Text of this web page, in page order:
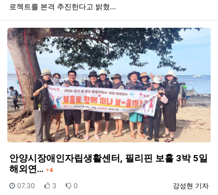
로젝트를 본격 추진한다고 밝혔…
안양시장애인자립생활센터, 필리핀 보홀 3박 5일
해외연… 댓글
4
등록자
강성현 기자
등록일
07.30 추천
3 비추천
0